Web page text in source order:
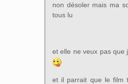
non désoler mais ma
tous lu
et elle ne veux pas que
et il parrait que le film